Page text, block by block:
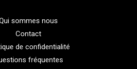
sommes nous
Contact
de confidentialité
fréquentes